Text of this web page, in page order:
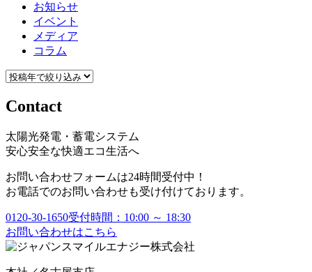
お知らせ
イベント
メディア
コラム
Contact
太陽光発電・蓄電システム
安心安全な快適エコ生活へ
お問い合わせフォームは24時間受付中！
お電話でのお問い合わせも受け付けております。
0120-30-1650受付時間：10:00 ～ 18:30
お問い合わせはこちら